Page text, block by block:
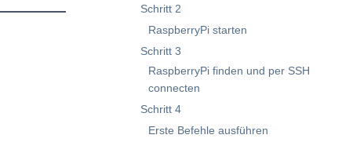
Schritt 2
RaspberryPi starten
Schritt 3
RaspberryPi finden und per SSH
connecten
Schritt 4
Erste Befehle ausführen